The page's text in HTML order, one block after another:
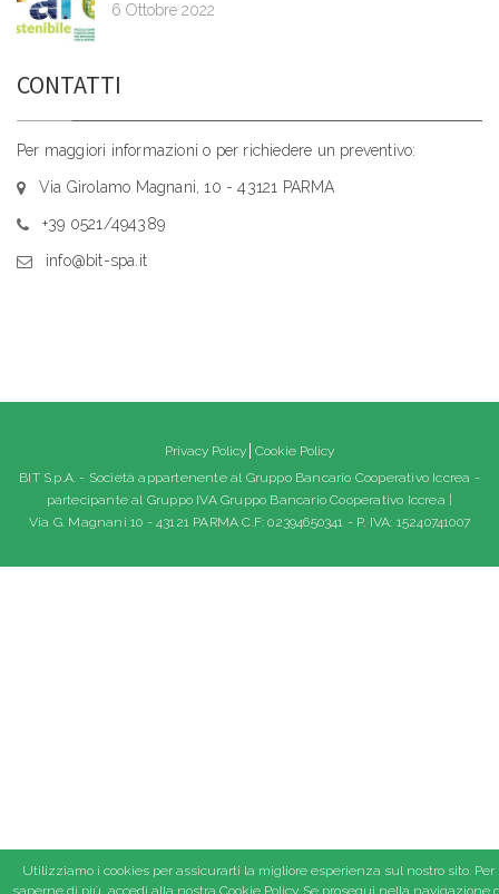
6 Ottobre 2022
CONTATTI
Per maggiori informazioni o per richiedere un preventivo:
Via Girolamo Magnani, 10 - 43121 PARMA
+39 0521/494389
info@bit-spa.it
Privacy Policy Cookie Policy
BIT S.p.A. - Società appartenente al Gruppo Bancario Cooperativo Iccrea -
partecipante al Gruppo IVA Gruppo Bancario Cooperativo Iccrea |
Via G. Magnani 10 - 43121 PARMA C.F: 02394650341 - P. IVA: 15240741007
Utilizziamo i cookies per assicurarti la migliore esperienza sul nostro sito. Per
saperne di più, accedi alla nostra Cookie Policy. Se prosegui nella navigazione